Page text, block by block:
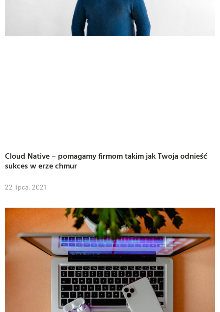
Cloud Native – pomagamy firmom takim jak Twoja odnieść
sukces w erze chmur
22 lipca, 2021